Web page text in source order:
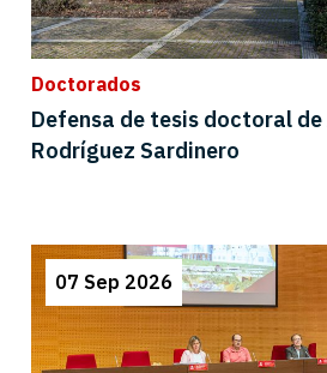
Doctorados
Defensa de tesis doctoral
Rodríguez Sardinero
07 Sep 2026